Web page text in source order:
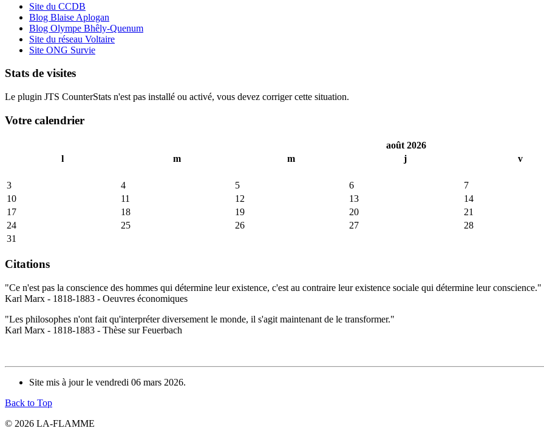
Site du CCDB
Blog Blaise Aplogan
Blog Olympe Bhêly-Quenum
Site du réseau Voltaire
Site ONG Survie
Stats de visites
Le plugin JTS CounterStats n'est pas installé ou activé, vous devez corriger cette situation.
Votre calendrier
août 2026
l
m m j v
3 4 5 6
7
10
11 12 13
14
17
18 19 20
21
24
25 26 27
28
31
Citations
"Ce n'est pas la conscience des hommes qui détermine leur existence, c'est au contraire leur existence sociale qui détermine leur conscience."
Karl Marx - 1818-1883 - Oeuvres économiques
"Les philosophes n'ont fait qu'interpréter diversement le monde, il s'agit maintenant de le transformer."
Karl Marx - 1818-1883 - Thèse sur Feuerbach
Site mis à jour le vendredi 06 mars 2026.
Back to Top
© 2026 LA-FLAMME